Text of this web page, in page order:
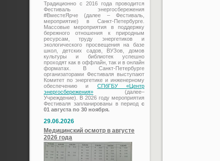
Традиционно с 2016 года проводится
Фестиваль энергосбережения
#ВместеЯрче (далее – Фестиваль,
мероприятие) в Санкт-Петербурге.
Массовые мероприятия в поддержку
бережного отношения к природным
ресурсам, труду энергетиков и
экологического просвещения на базе
школ, детских садов, ВУЗов, домов
культуры и библиотек успешно
проходят как в оффлайн, так и в онлайн
форматах. В Санкт-Петербурге
организаторами Фестиваля выступают
Комитет по энергетике и инженерному
обеспечению и СПбГБУ «Центр
энергосбережения» (далее–
Учреждение). В 2026 году мероприятия
Фестиваля запланированы в период с
01 августа по 30 ноября.
29.06.2026
Медицинский осмотр в августе
2026 года